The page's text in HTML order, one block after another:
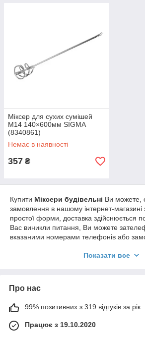
Міксер для сухих сумішей
М14 140×600мм SIGMA
(8340861)
Немає в наявності
357 ₴
Купити Міксери будівельні Ви можете,
замовлення в нашому інтернет-
простої форми, доставка здійснюється
Вас виникли питання, Ви можете
вказаними номерами телефонів або
докладні консультації та допоможуть
Показати все
Про нас
99% позитивних з 319 відгуків за рік
Працює з 19.10.2020